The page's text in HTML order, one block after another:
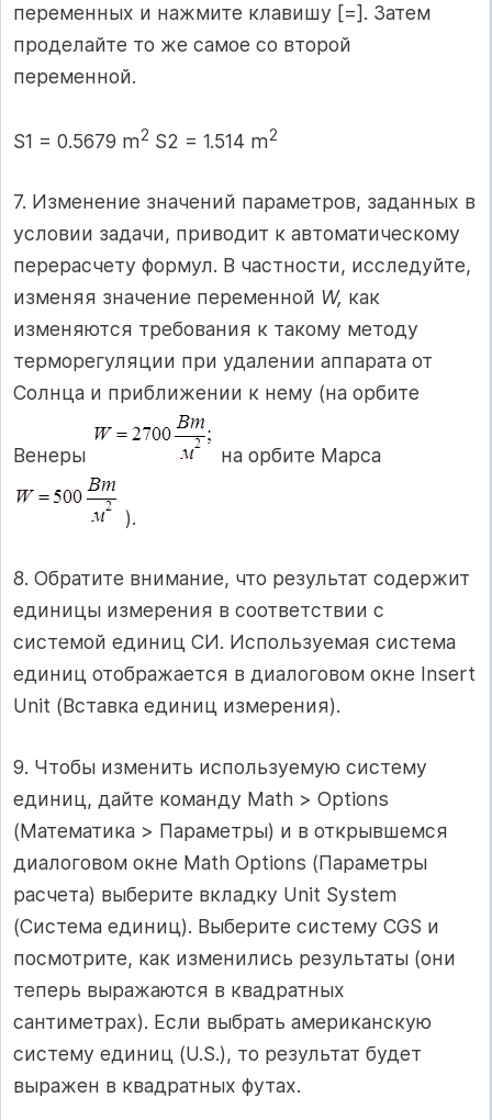
переменных и нажмите клавишу [=]. Затем
проделайте то же самое со второй
переменной.
S1 = 0.5679 m2 S2 = 1.514 m2
7. Изменение значений параметров, заданных в
условии задачи, приводит к автоматическому
перерасчету формул. В частности, исследуйте,
изменяя значение переменной W, как
изменяются требования к такому методу
терморегуляции при удалении аппарата от
Солнца и приближении к нему (на орбите
Венеры на орбите Марса
).
8. Обратите внимание, что результат содержит
единицы измерения в соответствии с
системой единиц СИ. Используемая система
единиц отображается в диалоговом окне Insert
Unit (Вставка единиц измерения).
9. Чтобы изменить используемую систему
единиц, дайте команду Math > Options
(Математика > Параметры) и в открывшемся
диалоговом окне Math Options (Параметры
расчета) выберите вкладку Unit System
(Система единиц). Выберите систему CGS и
посмотрите, как изменились результаты (они
теперь выражаются в квадратных
сантиметрах). Если выбрать американскую
систему единиц (U.S.), то результат будет
выражен в квадратных футах.